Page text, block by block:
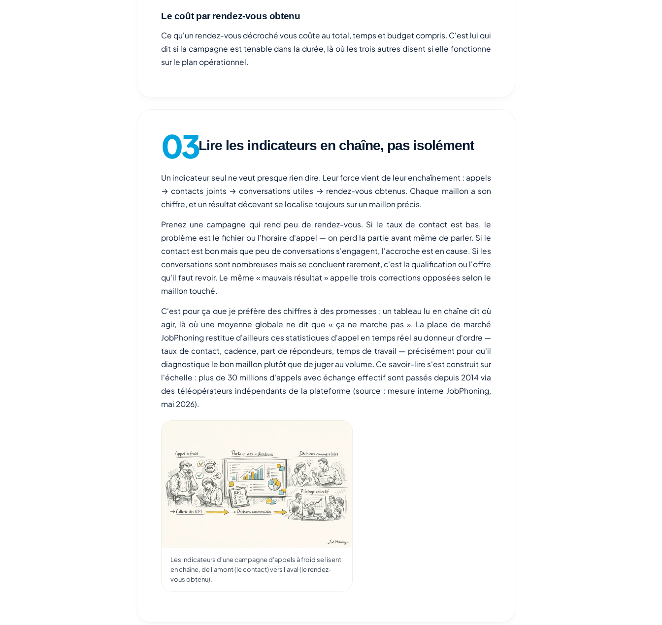
Le coût par rendez-vous obtenu
Ce qu'un rendez-vous décroché vous coûte au total, temps et budget compris. C'est lui qui
dit si la campagne est tenable dans la durée, là où les trois autres disent si elle fonctionne
sur le plan opérationnel.
Lire les indicateurs en chaîne, pas isolément
Un indicateur seul ne veut presque rien dire. Leur force vient de leur enchaînement : appels
→ contacts joints → conversations utiles → rendez-vous obtenus. Chaque maillon a son
chiffre, et un résultat décevant se localise toujours sur un maillon précis.
Prenez une campagne qui rend peu de rendez-vous. Si le taux de contact est bas, le
problème est le fichier ou l'horaire d'appel — on perd la partie avant même de parler. Si le
contact est bon mais que peu de conversations s'engagent, l'accroche est en cause. Si les
conversations sont nombreuses mais se concluent rarement, c'est la qualification ou l'offre
qu'il faut revoir. Le même « mauvais résultat » appelle trois corrections opposées selon le
maillon touché.
C'est pour ça que je préfère des chiffres à des promesses : un tableau lu en chaîne dit où
agir, là où une moyenne globale ne dit que « ça ne marche pas ». La place de marché
JobPhoning restitue d'ailleurs ces statistiques d'appel en temps réel au donneur d'ordre —
taux de contact, cadence, part de répondeurs, temps de travail — précisément pour qu'il
diagnostique le bon maillon plutôt que de juger au volume. Ce savoir-lire s'est construit sur
l'échelle : plus de 30 millions d'appels avec échange effectif sont passés depuis 2014 via
des téléopérateurs indépendants de la plateforme (source : mesure interne JobPhoning,
mai 2026).
Les indicateurs d'une campagne d'appels à froid se lisent
en chaîne, de l'amont (le contact) vers l'aval (le rendez-
vous obtenu).